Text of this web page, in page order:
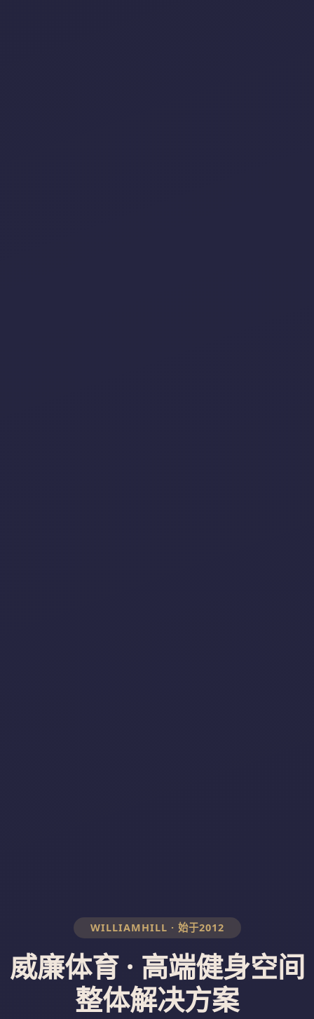
WILLIAMHILL · 始于2012
威廉体育 · 高端健身空间
整体解决方案